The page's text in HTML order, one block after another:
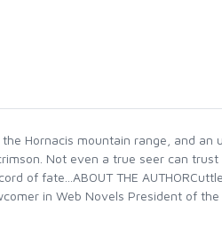
Hornacis mountain range, and
Not even a true seer can
of fate...ABOUT THE
in Web Novels President of